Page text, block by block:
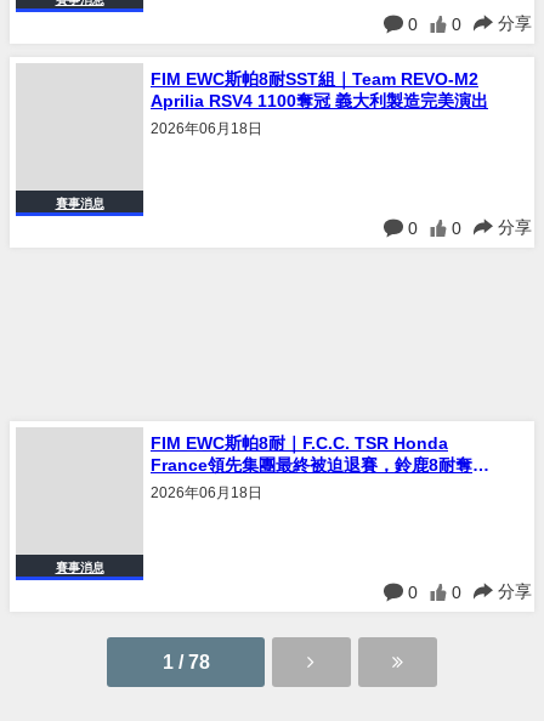
0 0 分享
賽事消息
FIM EWC斯帕8耐SST組｜Team REVO-M2
Aprilia RSV4 1100奪冠 義大利製造完美演出
2026年06月18日
0 0 分享
賽事消息
FIM EWC斯帕8耐｜F.C.C. TSR Honda
France領先集團最終被迫退賽，鈴鹿8耐奪冠
信心不減
2026年06月18日
0 0 分享
1 / 78